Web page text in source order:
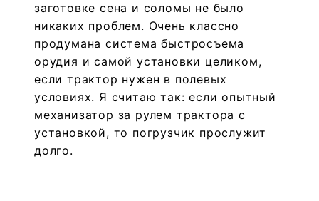
заготовке сена и соломы не было
никаких проблем. Очень классно
продумана система быстросъема
орудия и самой установки целиком,
если трактор нужен в полевых
условиях. Я считаю так: если опытный
механизатор за рулем трактора с
установкой, то погрузчик прослужит
долго.